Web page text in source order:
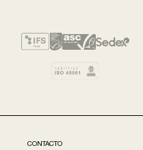
CONTACTO